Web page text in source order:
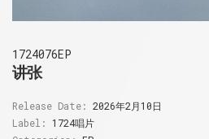
1724076EP
讲张
Release Date: 2026年2月10日
Label:
1724唱片